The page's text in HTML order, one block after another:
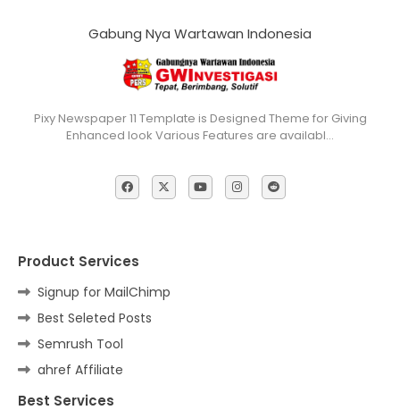
Gabung Nya Wartawan Indonesia
Pixy Newspaper 11 Template is Designed Theme for Giving
Enhanced look Various Features are availabl…
Product Services
Signup for MailChimp
Best Seleted Posts
Semrush Tool
ahref Affiliate
Best Services